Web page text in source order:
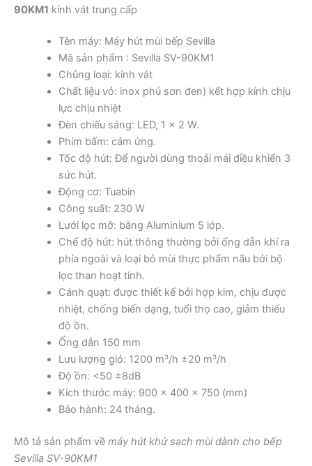
90KM1 kính vát trung cấp
Tên máy: Máy hút mùi bếp Sevilla
Mã sản phẩm : Sevilla SV-90KM1
Chủng loại: kính vát
Chất liệu vỏ: inox phủ sơn đen) kết hợp kính chịu
lực chịu nhiệt
Đèn chiếu sáng: LED, 1 x 2 W.
Phím bấm: cảm ứng.
Tốc độ hút: Để người dùng thoải mái điều khiển 3
sức hút.
Động cơ: Tuabin
Công suất: 230 W
Lưới lọc mỡ: bằng Aluminium 5 lớp.
Chế độ hút: hút thông thường bởi ống dẫn khí ra
phía ngoài và loại bỏ mùi thực phẩm nấu bởi bộ
lọc than hoạt tính.
Cánh quạt: được thiết kế bởi hợp kim, chịu được
nhiệt, chống biến dạng, tuổi thọ cao, giảm thiểu
độ ồn.
Ống dẫn 150 mm
Lưu lượng gió: 1200 m³/h ±20 m³/h
Độ ồn: <50 ±8dB
Kích thước máy: 900 x 400 x 750 (mm)
Bảo hành: 24 tháng.
Mô tả sản phẩm về máy hút khử sạch mùi dành cho bếp
Sevilla SV-90KM1